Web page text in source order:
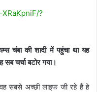
?
चंबा की शादी में पहुंचा था यह
सब चर्चा बटोर गया।
सबसे अच्छी लाइफ जी रहे हैं हे